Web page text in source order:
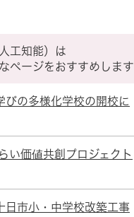
工知能）は
ページをおすすめします
びの多様化学校の開校に
い価値共創プロジェクト
日市小・中学校改築工事